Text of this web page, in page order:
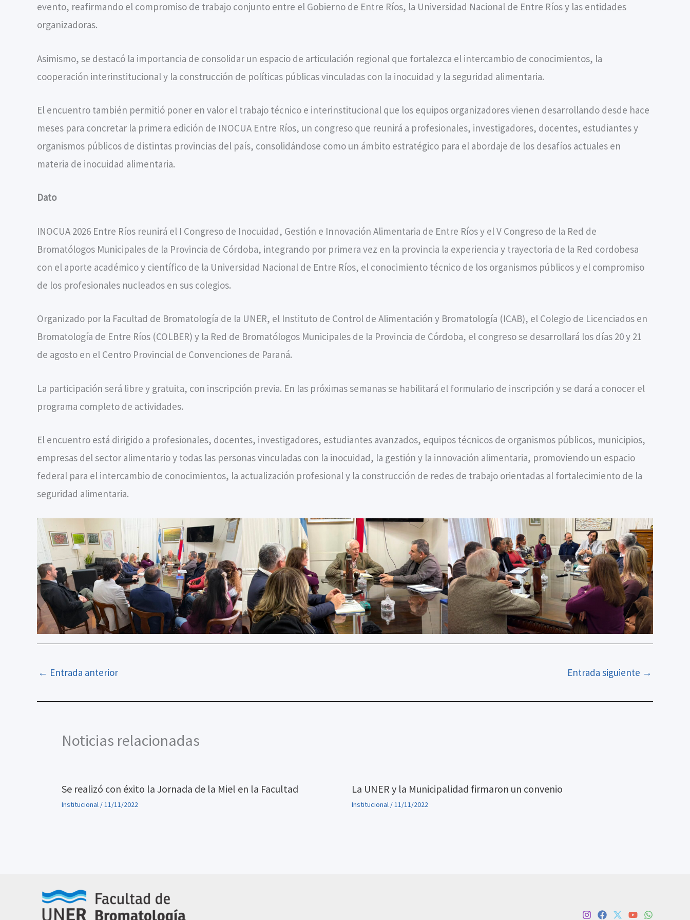
evento, reafirmando el compromiso de trabajo conjunto entre el Gobierno de Entre Ríos, la Universidad Nacional de Entre Ríos y las entidades
organizadoras.
Asimismo, se destacó la importancia de consolidar un espacio de articulación regional que fortalezca el intercambio de conocimientos, la
cooperación interinstitucional y la construcción de políticas públicas vinculadas con la inocuidad y la seguridad alimentaria.
El encuentro también permitió poner en valor el trabajo técnico e interinstitucional que los equipos organizadores vienen desarrollando desde hace
meses para concretar la primera edición de INOCUA Entre Ríos, un congreso que reunirá a profesionales, investigadores, docentes, estudiantes y
organismos públicos de distintas provincias del país, consolidándose como un ámbito estratégico para el abordaje de los desafíos actuales en
materia de inocuidad alimentaria.
Dato
INOCUA 2026 Entre Ríos reunirá el I Congreso de Inocuidad, Gestión e Innovación Alimentaria de Entre Ríos y el V Congreso de la Red de
Bromatólogos Municipales de la Provincia de Córdoba, integrando por primera vez en la provincia la experiencia y trayectoria de la Red cordobesa
con el aporte académico y científico de la Universidad Nacional de Entre Ríos, el conocimiento técnico de los organismos públicos y el compromiso
de los profesionales nucleados en sus colegios.
Organizado por la Facultad de Bromatología de la UNER, el Instituto de Control de Alimentación y Bromatología (ICAB), el Colegio de Licenciados en
Bromatología de Entre Ríos (COLBER) y la Red de Bromatólogos Municipales de la Provincia de Córdoba, el congreso se desarrollará los días 20 y 21
de agosto en el Centro Provincial de Convenciones de Paraná.
La participación será libre y gratuita, con inscripción previa. En las próximas semanas se habilitará el formulario de inscripción y se dará a conocer el
programa completo de actividades.
El encuentro está dirigido a profesionales, docentes, investigadores, estudiantes avanzados, equipos técnicos de organismos públicos, municipios,
empresas del sector alimentario y todas las personas vinculadas con la inocuidad, la gestión y la innovación alimentaria, promoviendo un espacio
federal para el intercambio de conocimientos, la actualización profesional y la construcción de redes de trabajo orientadas al fortalecimiento de la
seguridad alimentaria.
← Entrada anterior Entrada siguiente →
Noticias relacionadas
Se realizó con éxito la Jornada de la Miel en la Facultad
Institucional/11/11/2022
La UNER y la Municipalidad firmaron un convenio
Institucional/11/11/2022